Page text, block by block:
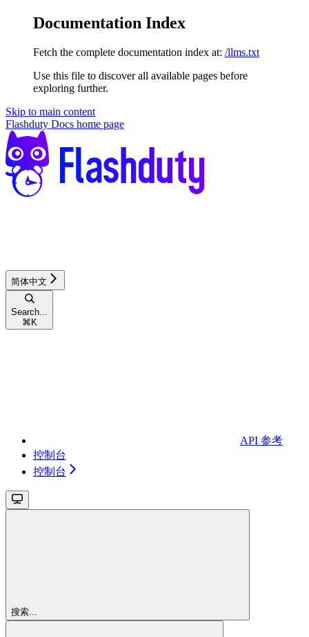
Documentation Index
Fetch the complete documentation index at: /llms.txt
Use this file to discover all available pages before
exploring further.
Skip to main content
Flashduty Docs home page
简体中文
Search...
⌘ K
API 参考
控制台
控制台
搜索...